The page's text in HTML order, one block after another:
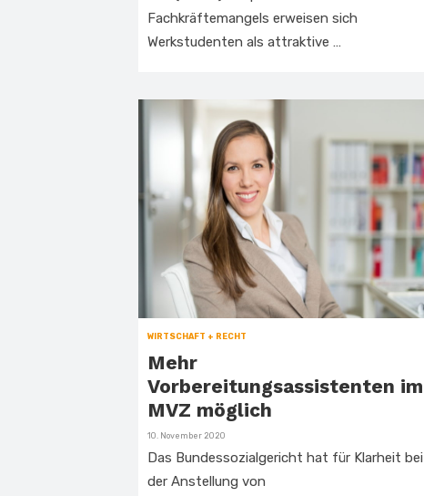
Fachkräftemangels erweisen sich
Werkstudenten als attraktive …
WIRTSCHAFT + RECHT
Mehr
Vorbereitungsassistenten im
MVZ möglich
Veröffentlicht
10. November 2020
Das Bundessozialgericht hat für Klarheit bei
der Anstellung von